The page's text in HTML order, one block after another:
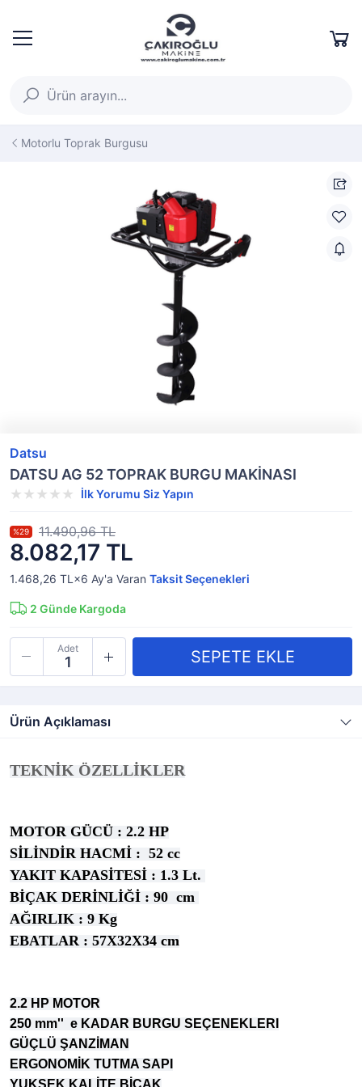
Motorlu Toprak Burgusu
Datsu
DATSU AG 52 TOPRAK BURGU MAKİNASI
İlk Yorumu Siz Yapın
8.082,17 TL
%29 11.490,96 TL
1.468,26 TL×6 Ay'a Varan Taksit Seçenekleri
2 Günde Kargoda
Adet
Ürün Açıklaması
TEKNİK ÖZELLİKLER
MOTOR GÜCÜ : 2.2 HP
SİLİNDİR HACMİ : 52 cc
YAKIT KAPASİTESİ : 1.3 Lt.
BİÇAK DERİNLİĞİ : 90 cm
AĞIRLIK : 9 Kg
EBATLAR : 57X32X34 cm
2.2 HP MOTOR
250 mm'' e KADAR BURGU SEÇENEKLERI
GÜÇLÜ ŞANZİMAN
ERGONOMİK TUTMA SAPI
YUKSEK KALİTE BİÇAK